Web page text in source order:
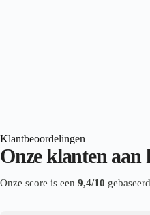
Klantbeoordelingen
Onze klanten aan
Onze score is een 9,4/10